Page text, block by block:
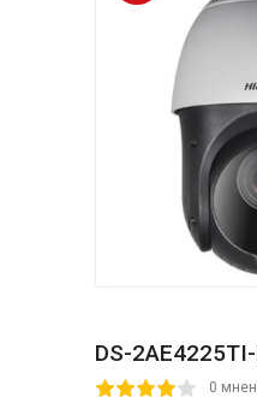
DS-
0